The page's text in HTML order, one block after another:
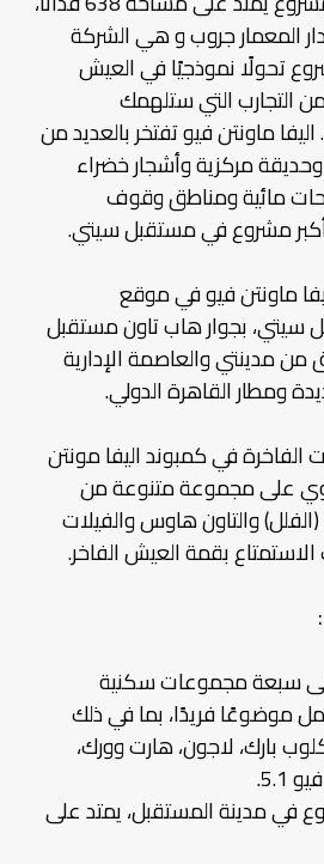
المعمار جروب و هي الشركة
تحولًا نموذجيًا في العيش
التجارب التي ستلهمك
ماونتن فيو تفتخر بالعديد من
مركزية وأشجار خضراء
مائية ومناطق وقوف
أكبر مشروع في مستقبل سيتي.
ماونتن فيو في موقع
سيتي، بجوار هاب تاون مستقبل
مدينتي والعاصمة الإدارية
ومطار القاهرة الدولي.
الفاخرة في كمبوند اليفا مونتن
على مجموعة متنوعة من
والتاون هاوس والفيلات
بقمة العيش الفاخر.
سبعة مجموعات سكنية
موضوعًا فريدًا، بما في ذلك
بارك، لاجون، هارت وورك،
في مدينة المستقبل، يمتد على